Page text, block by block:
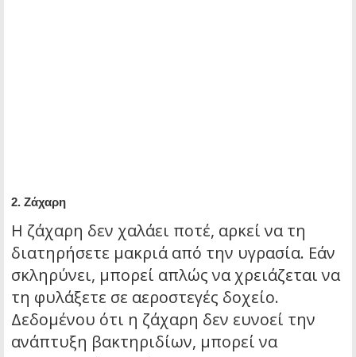
2. Ζάχαρη
Η ζάχαρη δεν χαλάει ποτέ, αρκεί να τη
διατηρήσετε μακριά από την υγρασία. Εάν
σκληρύνει, μπορεί απλώς να χρειάζεται να
τη φυλάξετε σε αεροστεγές δοχείο.
Δεδομένου ότι η ζάχαρη δεν ευνοεί την
ανάπτυξη βακτηριδίων, μπορεί να